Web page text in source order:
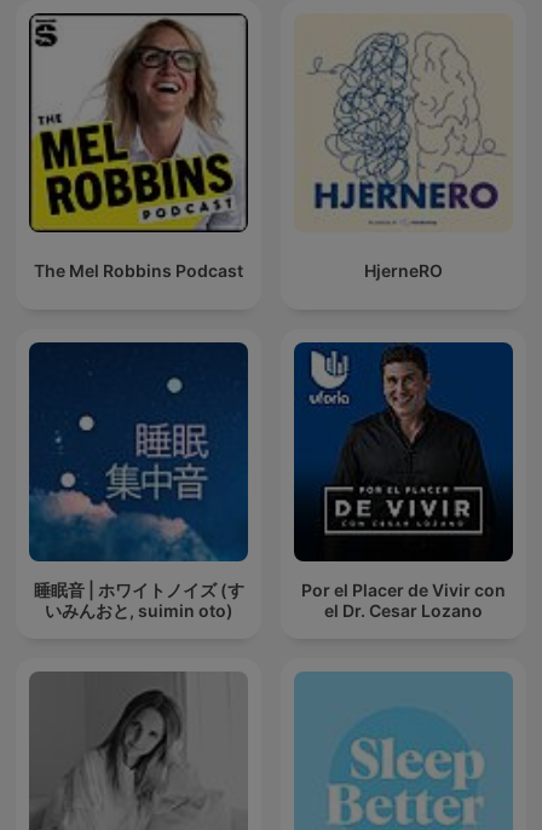
The Mel Robbins Podcast HjerneRO
睡眠音 | ホワイトノイズ (す
いみんおと, suimin oto)
Por el Placer de Vivir con
el Dr. Cesar Lozano